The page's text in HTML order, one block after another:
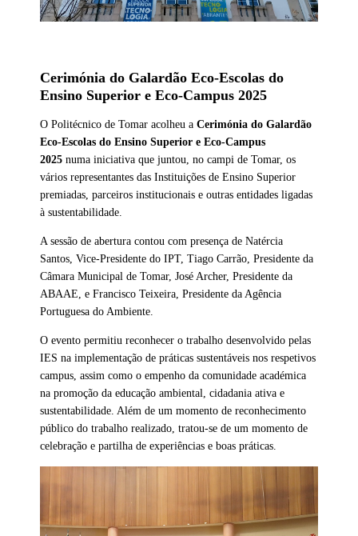
Cerimónia do Galardão Eco-Escolas do
Ensino Superior e Eco-Campus 2025
O Politécnico de Tomar acolheu a Cerimónia do Galardão
Eco-Escolas do Ensino Superior e Eco-Campus
2025 numa iniciativa que juntou, no campi de Tomar, os
vários representantes das Instituições de Ensino Superior
premiadas, parceiros institucionais e outras entidades ligadas
à sustentabilidade.
A sessão de abertura contou com presença de Natércia
Santos, Vice-Presidente do IPT, Tiago Carrão, Presidente da
Câmara Municipal de Tomar, José Archer, Presidente da
ABAAE, e Francisco Teixeira, Presidente da Agência
Portuguesa do Ambiente.
O evento permitiu reconhecer o trabalho desenvolvido pelas
IES na implementação de práticas sustentáveis nos respetivos
campus, assim como o empenho da comunidade académica
na promoção da educação ambiental, cidadania ativa e
sustentabilidade. Além de um momento de reconhecimento
público do trabalho realizado, tratou-se de um momento de
celebração e partilha de experiências e boas práticas.